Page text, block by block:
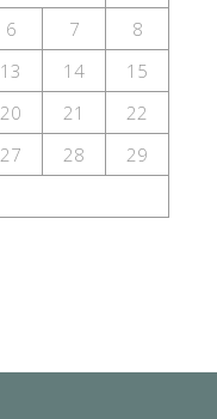
6 7
8
13 14
15
20 21
22
27 28
29